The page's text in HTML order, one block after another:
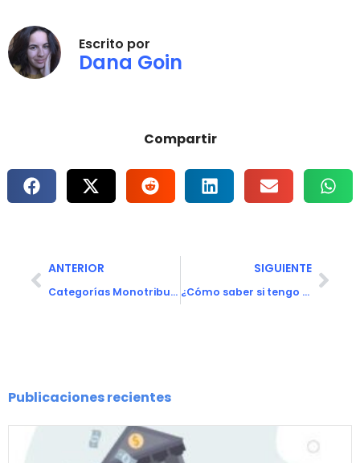
Escrito por
Dana Goin
Compartir
ANTERIOR
Categorías Monotributo: cuáles son y cómo quedaron
SIGUIENTE
¿Cómo saber si tengo deudas? Gratis y por Internet
Publicaciones recientes